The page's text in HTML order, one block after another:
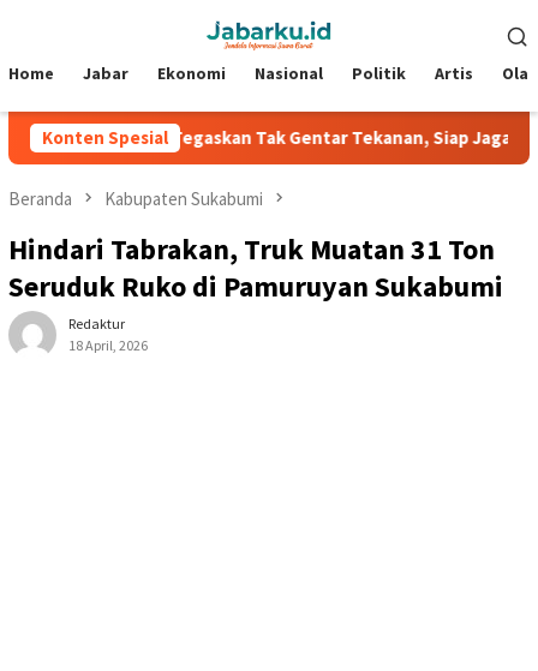
Mobile
Home Jabar Ekonomi Nasional Politik Artis
Konten Spesial
Peralta Tegaskan Tak Gentar Tekanan, Siap Jaga Tradisi
Beranda Kabupaten Sukabumi
Hindari Tabrakan, Truk Muatan 31 Ton
Seruduk Ruko di Pamuruyan Sukabumi
Redaktur
18 April, 2026